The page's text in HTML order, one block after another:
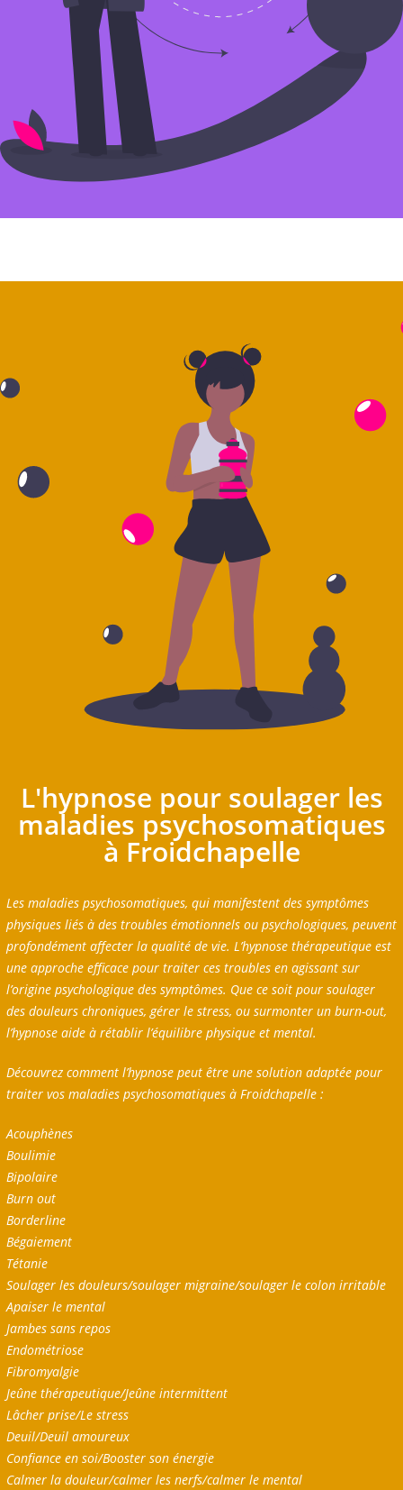
L'hypnose pour soulager les
maladies psychosomatiques
à Froidchapelle
Les maladies psychosomatiques, qui manifestent des symptômes
physiques liés à des troubles émotionnels ou psychologiques, peuvent
profondément affecter la qualité de vie. L’hypnose thérapeutique est
une approche efficace pour traiter ces troubles en agissant sur
l’origine psychologique des symptômes. Que ce soit pour soulager
des douleurs chroniques, gérer le stress, ou surmonter un burn-out,
l’hypnose aide à rétablir l’équilibre physique et mental.
Découvrez comment l’hypnose peut être une solution adaptée pour
traiter vos maladies psychosomatiques à Froidchapelle :
Acouphènes
Boulimie
Bipolaire
Burn out
Borderline
Bégaiement
Tétanie
Soulager les douleurs/soulager migraine/soulager le colon irritable
Apaiser le mental
Jambes sans repos
Endométriose
Fibromyalgie
Jeûne thérapeutique/Jeûne intermittent
Lâcher prise/Le stress
Deuil/Deuil amoureux
Confiance en soi/Booster son énergie
Calmer la douleur/calmer les nerfs/calmer le mental